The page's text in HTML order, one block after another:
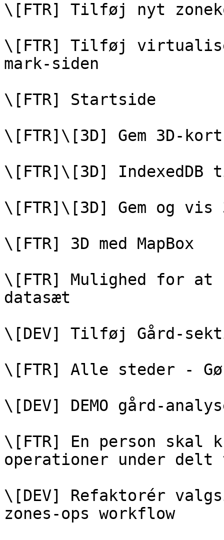
\[FTR] Tilføj nyt
\[FTR] Tilføj
mark-siden
\[FTR] Startside
\[FTR]\[3D] Gem 3D-kort
\[FTR]\[3D]
\[FTR]\[3D] Gem og
\[FTR] 3D med MapBox
\[FTR] Mulighed for
datasæt
\[DEV] Tilføj Gård-
\[FTR] Alle steder -
\[DEV] DEMO gård-
\[FTR] En person skal
operationer under
\[DEV] Refaktorér
zones-ops workflow